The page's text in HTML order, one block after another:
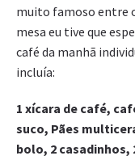
muito famoso entre
mesa eu tive que
café da manhã
incluía:
1 xícara de café,
suco, Pães
bolo, 2